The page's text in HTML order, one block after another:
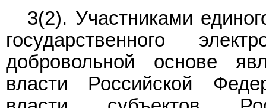
3(2). Участниками
государственного
добровольной основе
власти Российской